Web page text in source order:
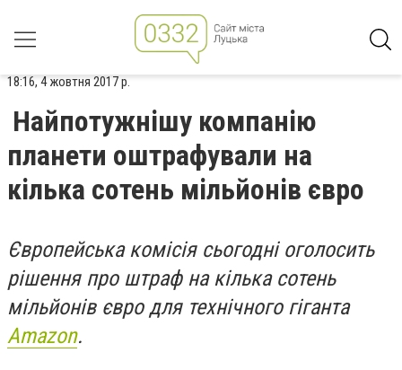
18:16, 4 жовтня 2017 р.
Найпотужнішу компанію
планети оштрафували на
кілька сотень мільйонів євро
Європейська комісія сьогодні оголосить
рішення про штраф на кілька сотень
мільйонів євро для технічного гіганта
Amazon.